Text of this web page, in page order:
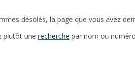
désolés, la page que vous avez
plutôt une recherche par nom ou